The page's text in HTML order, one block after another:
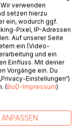
Vergangenheit
sich vornimmt,
ihrer
der Legende
der Wahrheit,
könnte, wirft für
Allem voran:
die geheime
verwenden
setzen hierzu
ein, wodurch ggf.
Pixel, IP-Adressen
Auf unserer Seite
ein (Video-
und ein
Einfluss. Mit deiner
Vorgänge ein. Du
Einstellungen“)
(BoD-Impressum)
ANPASSEN